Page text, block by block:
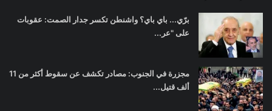
برّي... باي باي؟ واشنطن تكسر جدار الصمت: عقوبات
على "عر...
مجزرة في الجنوب: مصادر تكشف عن سقوط أكثر من 11
ألف قتيل...